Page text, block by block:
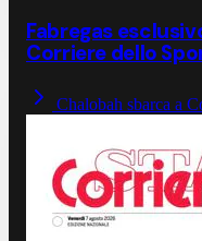
Fabregas
Corriere dello
Chalobah sbarca a